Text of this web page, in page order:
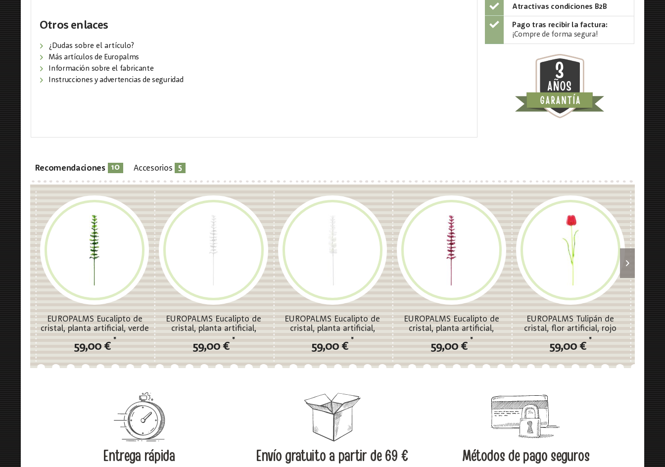
Otros enlaces
¿Dudas sobre el artículo?
Más artículos de Europalms
Información sobre el fabricante
Instrucciones y advertencias de seguridad
Atractivas condiciones B2B
Pago tras recibir la factura:
¡Compre de forma segura!
Recomendaciones 10 Accesorios 5
EUROPALMS Eucalipto de
cristal, planta artificial, verde
59,00 €
*
EUROPALMS Eucalipto de
cristal, planta artificial,
transparente 81cm 12x
59,00 €
*
EUROPALMS Eucalipto de
cristal, planta artificial,
blanco 81cm 12x
59,00 €
*
EUROPALMS Eucalipto de
cristal, planta artificial,
burdeos 81cm 12x
59,00 €
*
EUROPALMS Tulipán de
cristal, flor artificial, rojo
59,00 €
*
Entrega rápida Envío gratuitoa partir de 69 € Métodos de pago seguros